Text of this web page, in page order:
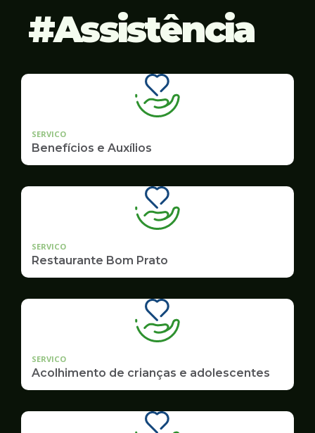
Assistência
SERVICO
Benefícios e Auxílios
SERVICO
Restaurante Bom Prato
SERVICO
Acolhimento de crianças e adolescentes